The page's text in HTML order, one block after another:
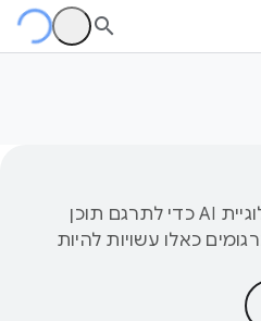
‫Google משתמשת בטכנולוגיית AI כדי לתרגם תוכן
כאלו עשויות להיות